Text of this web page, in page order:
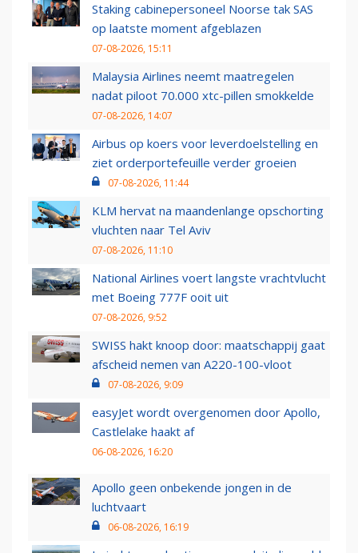
Staking cabinepersoneel Noorse tak SAS
op laatste moment afgeblazen
07-08-2026, 15:11
Malaysia Airlines neemt maatregelen
nadat piloot 70.000 xtc-pillen smokkelde
07-08-2026, 14:07
Airbus op koers voor leverdoelstelling en
ziet orderportefeuille verder groeien
07-08-2026, 11:44
KLM hervat na maandenlange opschorting
vluchten naar Tel Aviv
07-08-2026, 11:10
National Airlines voert langste vrachtvlucht
met Boeing 777F ooit uit
07-08-2026, 9:52
SWISS hakt knoop door: maatschappij gaat
afscheid nemen van A220-100-vloot
07-08-2026, 9:09
easyJet wordt overgenomen door Apollo,
Castlelake haakt af
06-08-2026, 16:20
Apollo geen onbekende jongen in de
luchtvaart
06-08-2026, 16:19